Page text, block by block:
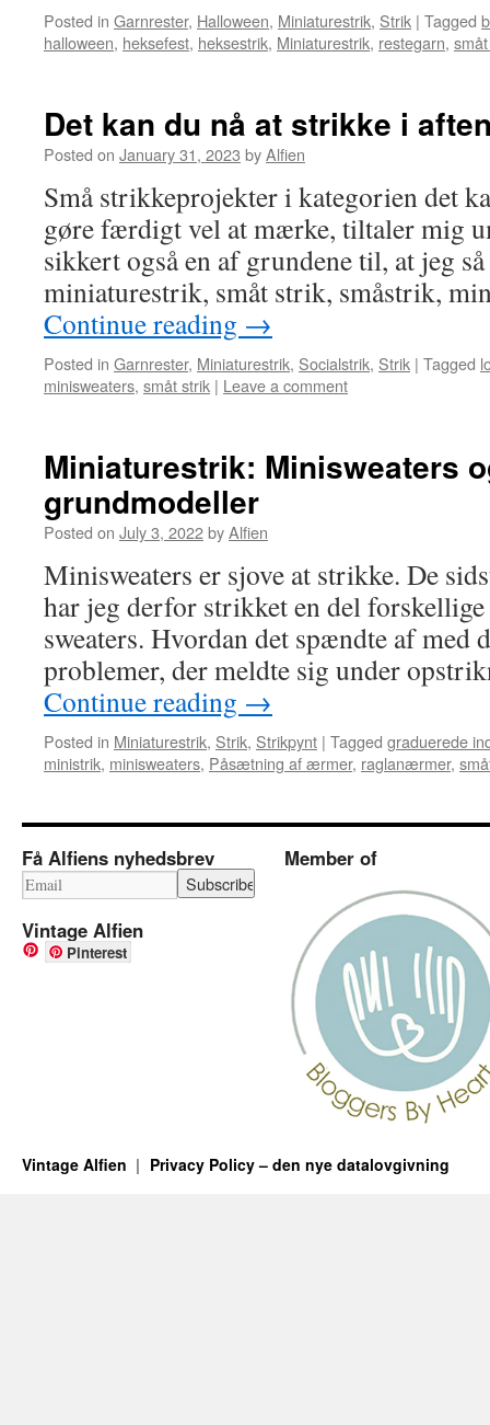
Posted in Garnrester, Halloween, Miniaturestrik, Strik | Tagged
halloween, heksefest, heksestrik, Miniaturestrik, restegarn,
Det kan du nå at strikke i
Posted on January 31, 2023 byAlfien
Små strikkeprojekter i kategorien det
gøre færdigt vel at mærke, tiltaler mig
sikkert også en af grundene til, at jeg
miniaturestrik, småt strik, småstrik,
Continue reading →
Posted in Garnrester, Miniaturestrik, Socialstrik, Strik | Tagged
minisweaters, småt strik | Leave a comment
Miniaturestrik: Minisweaters
grundmodeller
Posted on July 3, 2022byAlfien
Minisweaters er sjove at strikke. De
har jeg derfor strikket en del
sweaters. Hvordan det spændte af med
problemer, der meldte sig under
Continue reading →
Posted in Miniaturestrik, Strik, Strikpynt | Tagged graduerede
ministrik, minisweaters, Påsætning af ærmer, raglanærmer,
Få Alfiens nyhedsbrev
Vintage Alfien
Pinterest
Member of
Vintage Alfien Privacy Policy – den nye datalovgivning